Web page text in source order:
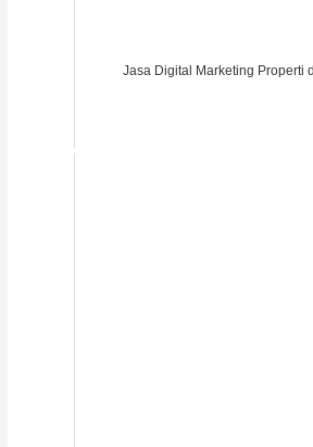
Jasa Digital Marketing Properti